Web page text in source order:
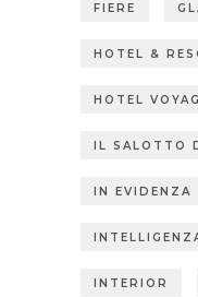
FIERE
HOTEL &
HOTEL
IL SALOTTO
IN EVIDENZA
INTERIOR